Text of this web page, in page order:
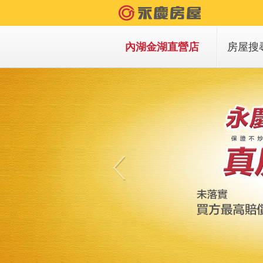
內湖金湖直營店 房屋搜
買房子
租房子